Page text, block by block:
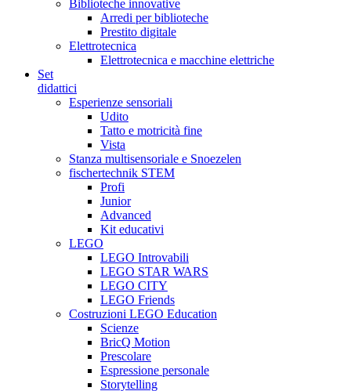
Biblioteche innovative
Arredi per biblioteche
Prestito digitale
Elettrotecnica
Elettrotecnica e macchine elettriche
Set
didattici
Esperienze sensoriali
Udito
Tatto e motricità fine
Vista
Stanza multisensoriale e Snoezelen
fischertechnik STEM
Profi
Junior
Advanced
Kit educativi
LEGO
LEGO Introvabili
LEGO STAR WARS
LEGO CITY
LEGO Friends
Costruzioni LEGO Education
Scienze
BricQ Motion
Prescolare
Espressione personale
Storytelling